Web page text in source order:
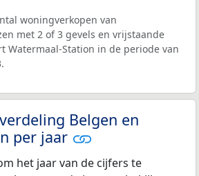
woningverkopen van
met 2 of 3 gevels en vrijstaande
Watermaal-Station in de periode van
Belgen en
per jaar
het jaar van de cijfers te